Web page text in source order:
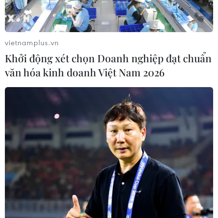
03/08/2026 00:36
CƠ QUAN CHỦ QUẢN: THÔNG TẤN XÃ VIỆT NAM
Tổng Biên tập: TRẦN TIẾN DUẨN
Phó Tổng Biên tập: NGUYỄN THỊ TÁM, KHÚC THANH
THỦY
Sở hữu trí tuệ
Quy định sử dụng
vietnamplus.vn
Khởi động xét chọn Doanh nghiệp đạt chuẩn
văn hóa kinh doanh Việt Nam 2026